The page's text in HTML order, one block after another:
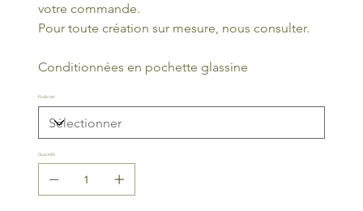
votre commande.
Pour toute création sur mesure, nous consulter.
Conditionnées en pochette glassine
Poids net
Quantité